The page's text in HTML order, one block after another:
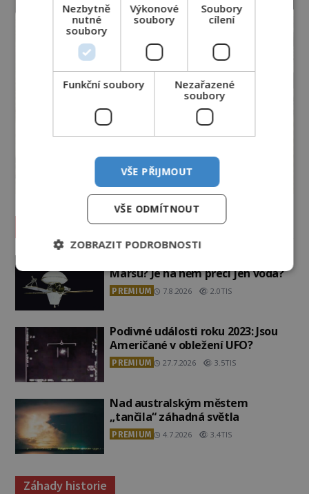
Vesmír a technologie
Marsu? Je na něm přeci jen voda?
PREMIUM 7.8.2026 2.0TIS
Podivné události roku 2023: Jsou
Američané v obležení UFO?
PREMIUM 27.7.2026 3.5TIS
Nad australským městem
„tančila“ záhadná světla
PREMIUM 4.7.2026 3.4TIS
Záhady historie
Nezbytně
nutné
soubory
Výkonové
soubory
Soubory
cílení
Funkční soubory
Nezařazené
soubory
VŠE PŘIJMOUT
VŠE ODMÍTNOUT
ZOBRAZIT PODROBNOSTI